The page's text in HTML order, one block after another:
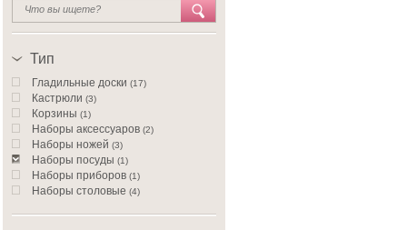
Тип
Гладильные доски (17)
Кастрюли (3)
Корзины (1)
Наборы аксессуаров (2)
Наборы ножей (3)
Наборы посуды (1)
Наборы приборов (1)
Наборы столовые (4)